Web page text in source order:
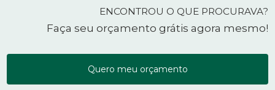
ENCONTROU O QUE PROCURAVA?
Faça seu orçamento grátis agora mesmo!
Quero meu orçamento